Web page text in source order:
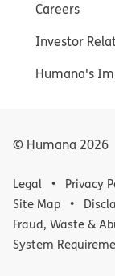
Careers
Investor
Humana's
© Humana 2026
Legal Privacy
Site Map
Fraud, Waste &
System